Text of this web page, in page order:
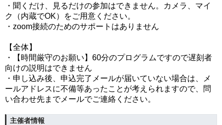
・聞くだけ、見るだけの参加はできません。カメラ、マイ
ク（内蔵でOK）をご用意ください。
・zoom接続のためのサポートはありません
【全体】
・【時間厳守のお願い】60分のプログラムですので遅刻者
向けの説明はできません
・申し込み後、申込完了メールが届いていない場合は、メ
ールアドレスに不備等あったことが考えられますので、問
い合わせ先までメールでご連絡ください。
主催者情報